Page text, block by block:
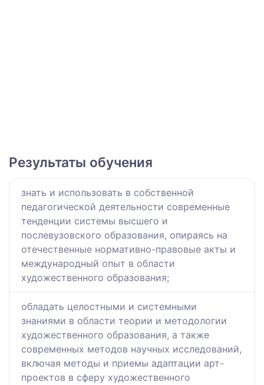
Результаты обучения
знать и использовать в собственной
педагогической деятельности современные
тенденции системы высшего и
послевузовского образования, опираясь на
отечественные нормативно-правовые акты и
международный опыт в области
художественного образования;
обладать целостными и системными
знаниями в области теории и методологии
художественного образования, а также
современных методов научных исследований,
включая методы и приемы адаптации арт-
проектов в сферу художественного